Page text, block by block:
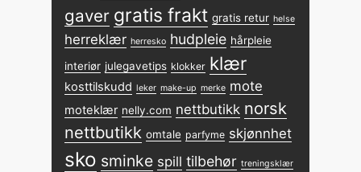
gaver gratis frakt gratis retur helse
herreklær herresko hudpleie hårpleie
interiør julegavetips klokker klær
kosttilskudd leker make-up merke mote
moteklær nelly.com nettbutikk norsk
nettbutikk omtale parfyme skjønnhet
sko sminke spill tilbehør treningsklær